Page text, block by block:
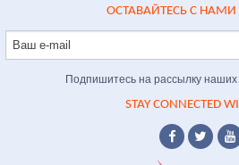
ОСТАВАЙТЕСЬ С НАМИ
Подпишитесь на рассылку
STAY CONNECTED